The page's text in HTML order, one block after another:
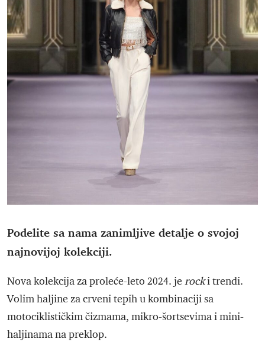
Podelite sa nama zanimljive detalje o svojoj
najnovijoj kolekciji.
Nova kolekcija za proleće-leto 2024. je rocki trendi.
Volim haljine za crveni tepih u kombinaciji sa
motociklističkim čizmama, mikro-šortsevima i mini-
haljinama na preklop.